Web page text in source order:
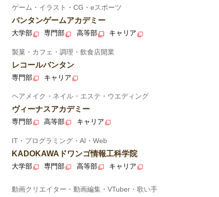
ゲーム・イラスト・CG・eスポーツ
バンタンゲームアカデミー
大学部 専門部 高等部 キャリア
製菓・カフェ・調理・飲食店開業
レコールバンタン
専門部 キャリア
ヘアメイク・ネイル・エステ・ウエディング
ヴィーナスアカデミー
専門部 高等部 キャリア
IT・プログラミング・AI・Web
KADOKAWAドワンゴ情報工科学院
大学部 専門部 高等部 キャリア
動画クリエイター・動画編集・VTuber・歌い手